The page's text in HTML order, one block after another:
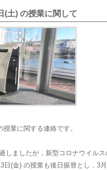
(土) の授業に関して
業に関する連絡です。
しましたが，新型コロナウイルス
日(金) の授業も後日振替とし，3